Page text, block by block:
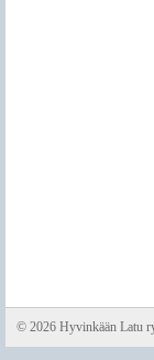
© 2026 Hyvinkään Latu